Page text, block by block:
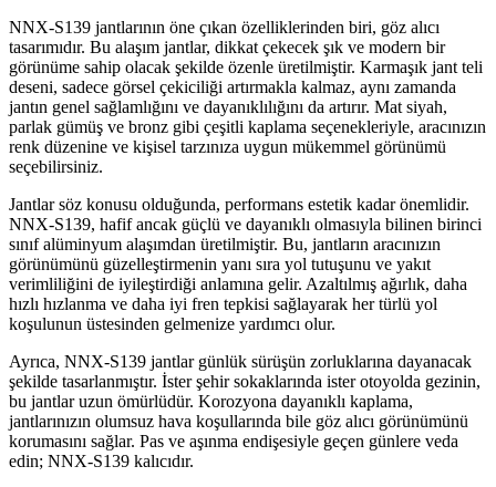
NNX-S139 jantlarının öne çıkan özelliklerinden biri, göz alıcı
tasarımıdır. Bu alaşım jantlar, dikkat çekecek şık ve modern bir
görünüme sahip olacak şekilde özenle üretilmiştir. Karmaşık jant teli
deseni, sadece görsel çekiciliği artırmakla kalmaz, aynı zamanda
jantın genel sağlamlığını ve dayanıklılığını da artırır. Mat siyah,
parlak gümüş ve bronz gibi çeşitli kaplama seçenekleriyle, aracınızın
renk düzenine ve kişisel tarzınıza uygun mükemmel görünümü
seçebilirsiniz.
Jantlar söz konusu olduğunda, performans estetik kadar önemlidir.
NNX-S139, hafif ancak güçlü ve dayanıklı olmasıyla bilinen birinci
sınıf alüminyum alaşımdan üretilmiştir. Bu, jantların aracınızın
görünümünü güzelleştirmenin yanı sıra yol tutuşunu ve yakıt
verimliliğini de iyileştirdiği anlamına gelir. Azaltılmış ağırlık, daha
hızlı hızlanma ve daha iyi fren tepkisi sağlayarak her türlü yol
koşulunun üstesinden gelmenize yardımcı olur.
Ayrıca, NNX-S139 jantlar günlük sürüşün zorluklarına dayanacak
şekilde tasarlanmıştır. İster şehir sokaklarında ister otoyolda gezinin,
bu jantlar uzun ömürlüdür. Korozyona dayanıklı kaplama,
jantlarınızın olumsuz hava koşullarında bile göz alıcı görünümünü
korumasını sağlar. Pas ve aşınma endişesiyle geçen günlere veda
edin; NNX-S139 kalıcıdır.